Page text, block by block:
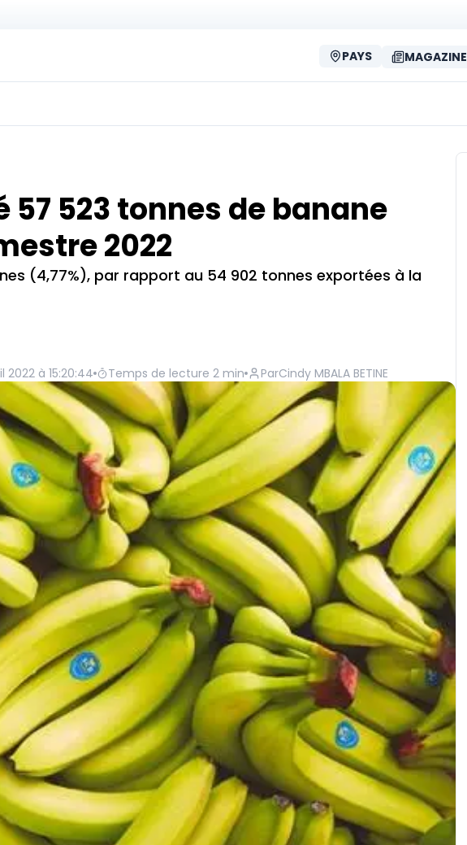
PAYS MAGAZINE
57 523 tonnes de banane
2022
(4,77%), par rapport au 54 902 tonnes exportées à la
2022 à 15:20:44 Temps de lecture 2 min ParCindy MBALA BETINE